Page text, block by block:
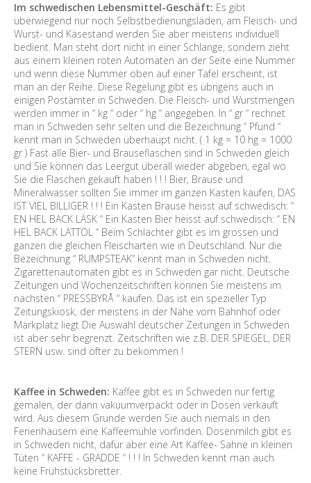
Im schwedischen Lebensmittel-Geschäft: Es gibt
überwiegend nur noch Selbstbedienungsläden, am Fleisch- und
Wurst- und Käsestand werden Sie aber meistens individuell
bedient. Man steht dort nicht in einer Schlange, sondern zieht
aus einem kleinen roten Automaten an der Seite eine Nummer
und wenn diese Nummer oben auf einer Tafel erscheint, ist
man an der Reihe. Diese Regelung gibt es übrigens auch in
einigen Postämter in Schweden. Die Fleisch- und Wurstmengen
werden immer in “ kg “ oder “ hg “ angegeben. In “ gr “ rechnet
man in Schweden sehr selten und die Bezeichnung “ Pfund “
kennt man in Schweden überhaupt nicht. ( 1 kg = 10 hg = 1000
gr ) Fast alle Bier- und Brauseflaschen sind in Schweden gleich
und Sie können das Leergut überall wieder abgeben, egal wo
Sie die Flaschen gekauft haben ! ! ! Bier, Brause und
Mineralwasser sollten Sie immer im ganzen Kasten kaufen, DAS
IST VIEL BILLIGER ! ! ! Ein Kasten Brause heisst auf schwedisch: “
EN HEL BACK LÄSK “ Ein Kasten Bier heisst auf schwedisch: “ EN
HEL BACK LÄTTÖL “ Beim Schlachter gibt es im grossen und
ganzen die gleichen Fleischarten wie in Deutschland. Nur die
Bezeichnung “ RUMPSTEAK” kennt man in Schweden nicht.
Zigarettenautomaten gibt es in Schweden gar nicht. Deutsche
Zeitungen und Wochenzeitschriften können Sie meistens im
nächsten “ PRESSBYRÅ “ kaufen. Das ist ein spezieller Typ
Zeitungskiosk, der meistens in der Nähe vom Bahnhof oder
Markplatz liegt Die Auswahl deutscher Zeitungen in Schweden
ist aber sehr begrenzt. Zeitschriften wie z.B. DER SPIEGEL, DER
STERN usw. sind öfter zu bekommen !
Kaffee in Schweden: Kaffee gibt es in Schweden nur fertig
gemalen, der dann vakuumverpackt oder in Dosen verkauft
wird. Aus diesem Grunde werden Sie auch niemals in den
Ferienhäusern eine Kaffeemühle vorfinden. Dosenmilch gibt es
in Schweden nicht, dafür aber eine Art Kaffee- Sahne in kleinen
Tüten “ KAFFE - GRÄDDE “ ! ! ! In Schweden kennt man auch
keine Frühstücksbretter.